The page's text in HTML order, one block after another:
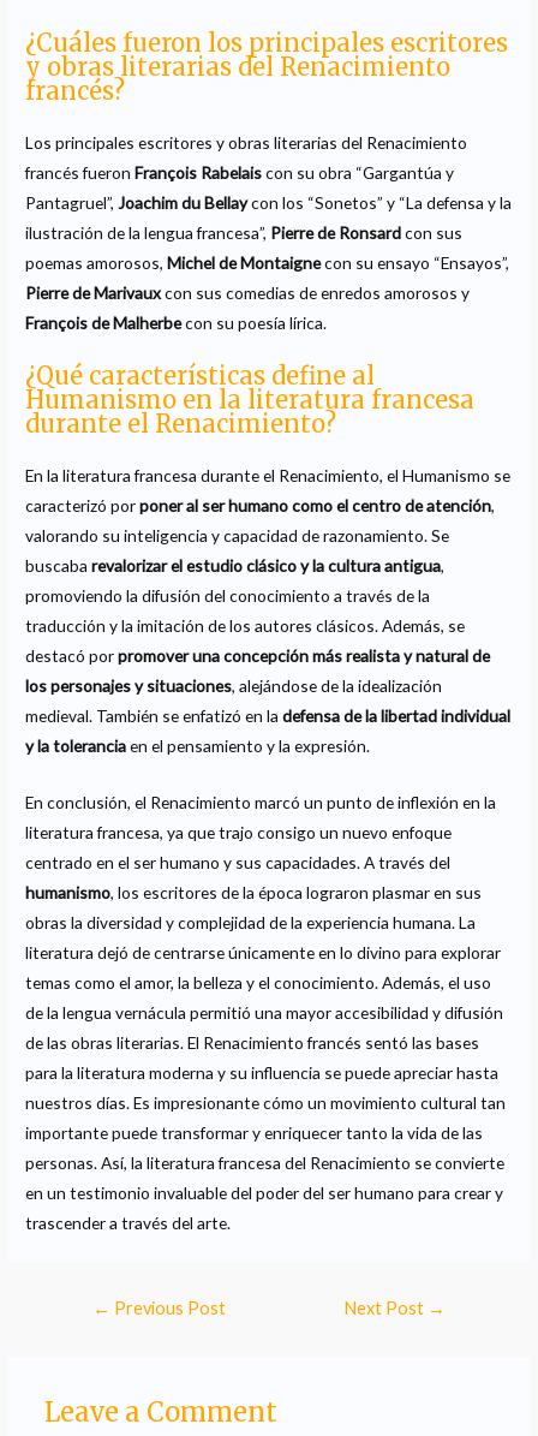
¿Cuáles fueron los principales escritores
y obras literarias del Renacimiento
francés?
Los principales escritores y obras literarias del Renacimiento
francés fueronFrançois Rabelaiscon su obra “Gargantúa y
Pantagruel”, Joachim du Bellaycon los “Sonetos” y “La defensa y la
ilustración de la lengua francesa”, Pierre de Ronsardcon sus
poemas amorosos,Michel de Montaignecon su ensayo “Ensayos”,
Pierre de Marivauxcon sus comedias de enredos amorosos y
François de Malherbecon su poesía lírica.
¿Qué características define al
Humanismo en la literatura francesa
durante el Renacimiento?
En la literatura francesa durante el Renacimiento, el Humanismo se
caracterizó porponer al ser humano como el centro de atención,
valorando su inteligencia y capacidad de razonamiento. Se
buscabarevalorizar el estudio clásico y la cultura antigua,
promoviendo la difusión del conocimiento a través de la
traducción y la imitación de los autores clásicos. Además, se
destacó porpromover una concepción más realista y natural de
los personajes y situaciones, alejándose de la idealización
medieval. También se enfatizó en ladefensa de la libertad individual
y la toleranciaen el pensamiento y la expresión.
En conclusión, el Renacimiento marcó un punto de inflexión en la
literatura francesa, ya que trajo consigo un nuevo enfoque
centrado en el ser humano y sus capacidades. A través del
humanismo, los escritores de la época lograron plasmar en sus
obras la diversidad y complejidad de la experiencia humana. La
literatura dejó de centrarse únicamente en lo divino para explorar
temas como el amor, la belleza y el conocimiento. Además, el uso
de la lengua vernácula permitió una mayor accesibilidad y difusión
de las obras literarias. El Renacimiento francés sentó las bases
para la literatura moderna y su influencia se puede apreciar hasta
nuestros días. Es impresionante cómo un movimiento cultural tan
importante puede transformar y enriquecer tanto la vida de las
personas. Así, la literatura francesa del Renacimiento se convierte
en un testimonio invaluable del poder del ser humano para crear y
trascender a través del arte.
← Previous Post Next Post →
Leave a Comment